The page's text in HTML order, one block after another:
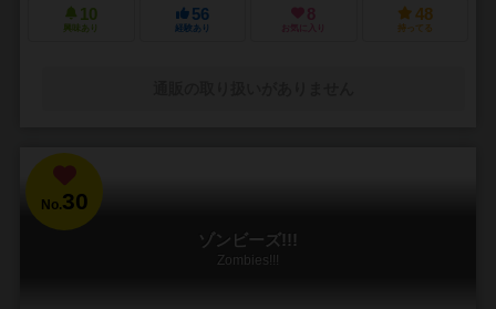
10
興味あり
56
経験あり
8
お気に入り
48
持ってる
No.30
ゾンビーズ!!!
Zombies!!!